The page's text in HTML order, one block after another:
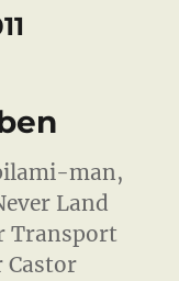
man,
Land
Transport
Castor